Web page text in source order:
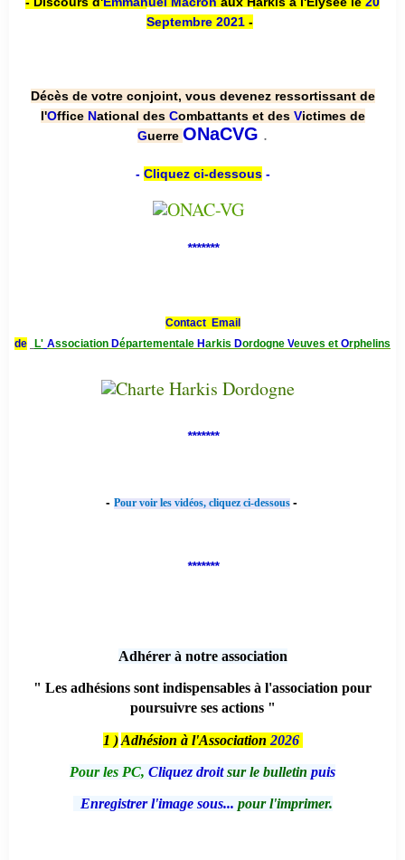
Septembre 2021 -
Décès de votre conjoint, vous devenez ressortissant de
l'Office National des Combattants et des Victimes de
Guerre ONaCVG .
- Cliquez ci-dessous-
*******
Contact Email
de
L' Association Départementale Harkis Dordogne Veuves et Orphelins
*******
- Pour voir les vidéos, cliquez ci-dessous -
*******
Adhérer à notre association
" Les adhésions sont indispensables à l'association pour
poursuivre ses actions "
1 ) Adhésion à l'Association 2026
Pour les PC, Cliquez droitsur le bulletin puis
Enregistrer l'image sous... pour l'imprimer.